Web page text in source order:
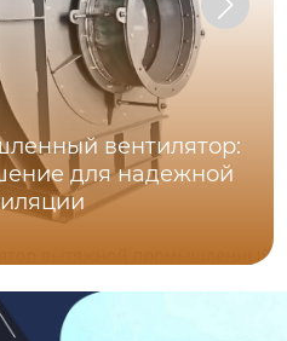
вентилятор:
для надежной